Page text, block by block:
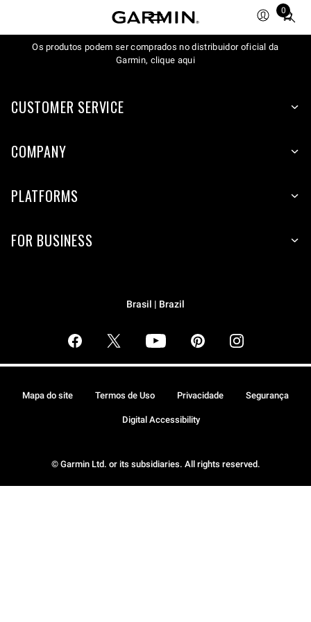
0
Total
items
in
Os produtos podem ser comprados no distribuidor oficial da
Garmin, clique aqui
CUSTOMER SERVICE
COMPANY
PLATFORMS
FOR BUSINESS
Brasil | Brazil
© Garmin Ltd. or its subsidiaries. All rights reserved.
Mapa do site Termos de Uso Privacidade Segurança
Digital Accessibility